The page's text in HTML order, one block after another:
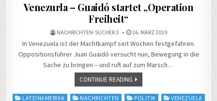
Venezurla – Guaidó startet „Operation
Freiheit“
NACHRICHTEN-SUCHER 3 16. MÄRZ 2019
In Venezuela ist der Machtkampf seit Wochen festgefahren.
Oppositionsführer Juan Guaidó versucht nun, Bewegung in die
Sache zu bringen – und ruft auf zum Marsch…
CONTINUE READING
Posted
LATEINAMERIKA NACHRICHTEN POLITIK VENEZUELA